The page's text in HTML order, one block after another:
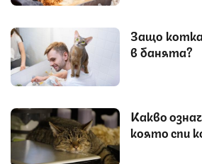
Защо
в банята?
Какво
която спи